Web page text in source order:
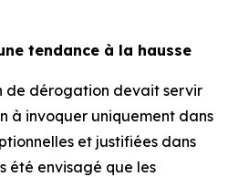
tendance à la hausse
de dérogation devait servir
à invoquer uniquement dans
et justifiées dans
été envisagé que les